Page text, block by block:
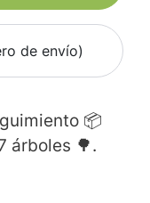
de envío)
📦
árboles 🌳.